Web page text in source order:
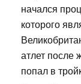
начался
которого
атлет после
попал в